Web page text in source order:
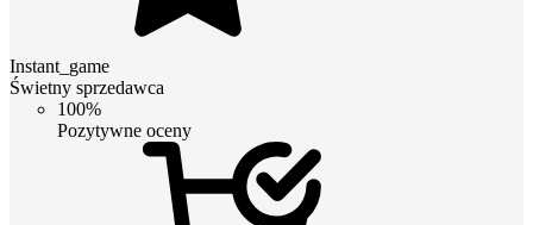
Instant_game
Świetny sprzedawca
100%
Pozytywne oceny